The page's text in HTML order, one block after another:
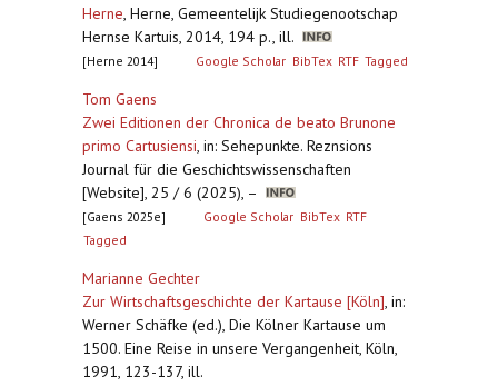
Herne, Herne, Gemeentelijk Studiegenootschap
Hernse Kartuis, 2014, 194 p., ill.
[Herne 2014] Google Scholar BibTex RTF Tagged
Tom Gaens
Zwei Editionen der Chronica de beato Brunone
primo Cartusiensi, in: Sehepunkte. Reznsions
Journal für die Geschichtswissenschaften
[Website], 25 / 6 (2025), –
[Gaens 2025e] Google Scholar BibTex RTF
Tagged
Marianne Gechter
Zur Wirtschaftsgeschichte der Kartause [Köln], in:
Werner Schäfke (ed.), Die Kölner Kartause um
1500. Eine Reise in unsere Vergangenheit, Köln,
1991, 123-137, ill.